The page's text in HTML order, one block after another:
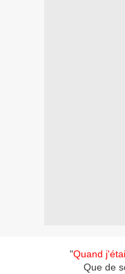
"Quand
Que de